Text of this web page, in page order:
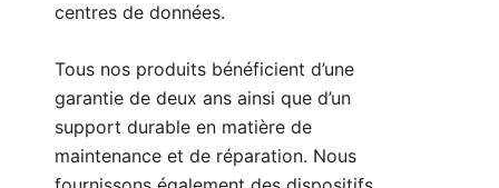
centres de données.
Tous nos produits bénéficient d’une
garantie de deux ans ainsi que d’un
support durable en matière de
maintenance et de réparation. Nous